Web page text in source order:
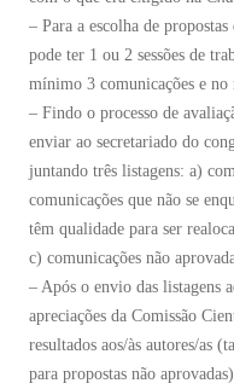
– Para a escolha de
pode ter 1 ou 2 sessões de
mínimo 3 comunicações e no
– Findo o processo de
enviar ao secretariado do
juntando três listagens: a)
comunicações que não se
têm qualidade para ser
c) comunicações não
– Após o envio das listagens
apreciações da Comissão
resultados aos/às autores/as
para propostas não